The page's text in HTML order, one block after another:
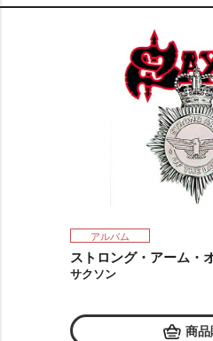
アルバム
ストロング・アーム・
サクソン
商